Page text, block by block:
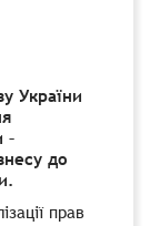
України
–
до
прав